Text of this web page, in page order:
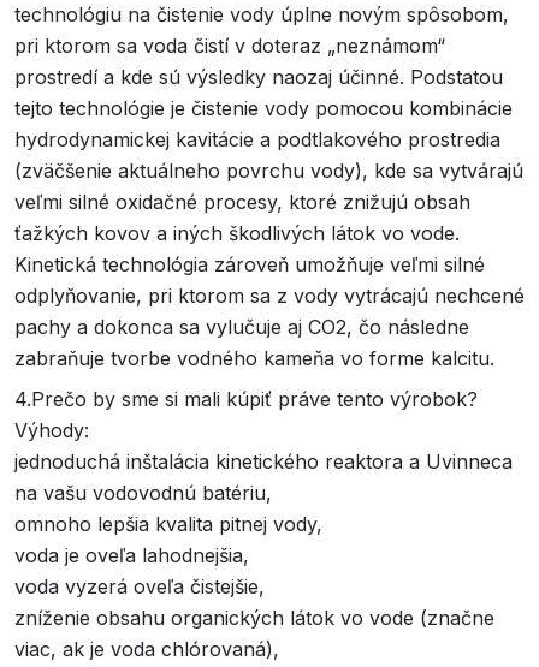
technológiu na čistenie vody úplne novým spôsobom,
pri ktorom sa voda čistí v doteraz „neznámom“
prostredí a kde sú výsledky naozaj účinné. Podstatou
tejto technológie je čistenie vody pomocou kombinácie
hydrodynamickej kavitácie a podtlakového prostredia
(zväčšenie aktuálneho povrchu vody), kde sa vytvárajú
veľmi silné oxidačné procesy, ktoré znižujú obsah
ťažkých kovov a iných škodlivých látok vo vode.
Kinetická technológia zároveň umožňuje veľmi silné
odplyňovanie, pri ktorom sa z vody vytrácajú nechcené
pachy a dokonca sa vylučuje aj CO2, čo následne
zabraňuje tvorbe vodného kameňa vo forme kalcitu.
4.Prečo by sme si mali kúpiť práve tento výrobok?
Výhody:
jednoduchá inštalácia kinetického reaktora a Uvinneca
na vašu vodovodnú batériu,
omnoho lepšia kvalita pitnej vody,
voda je oveľa lahodnejšia,
voda vyzerá oveľa čistejšie,
zníženie obsahu organických látok vo vode (značne
viac, ak je voda chlórovaná),